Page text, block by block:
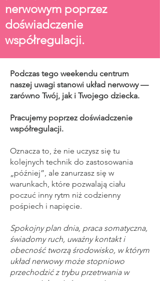
nerwowym poprzez
doświadczenie
współregulacji.
Podczas tego weekendu centrum
naszej uwagi stanowi układ nerwowy —
zarówno Twój, jak i Twojego dziecka.
Pracujemy poprzez doświadczenie
współregulacji.
Oznacza to, że nie uczysz się tu
kolejnych technik do zastosowania
„później”, ale zanurzasz się w
warunkach, które pozwalają ciału
poczuć inny rytm niż codzienny
pośpiech i napięcie.
Spokojny plan dnia, praca somatyczna,
świadomy ruch, uważny kontakt i
obecność tworzą środowisko, w którym
układ nerwowy może stopniowo
przechodzić z trybu przetrwania w